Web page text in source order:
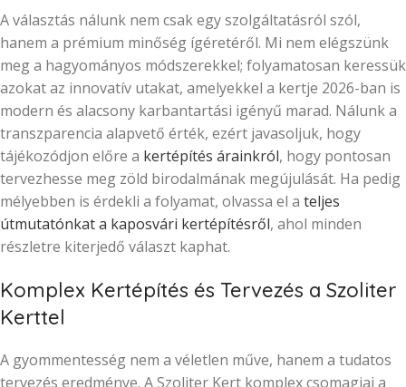
A választás nálunk nem csak egy szolgáltatásról szól,
hanem a prémium minőség ígéretéről. Mi nem elégszünk
meg a hagyományos módszerekkel; folyamatosan keressük
azokat az innovatív utakat, amelyekkel a kertje 2026-ban is
modern és alacsony karbantartási igényű marad. Nálunk a
transzparencia alapvető érték, ezért javasoljuk, hogy
tájékozódjon előre a kertépítés árainkról, hogy pontosan
tervezhesse meg zöld birodalmának megújulását. Ha pedig
mélyebben is érdekli a folyamat, olvassa el a teljes
útmutatónkat a kaposvári kertépítésről, ahol minden
részletre kiterjedő választ kaphat.
Komplex Kertépítés és Tervezés a Szoliter
Kerttel
A gyommentesség nem a véletlen műve, hanem a tudatos
tervezés eredménye. A Szoliter Kert komplex csomagjai a